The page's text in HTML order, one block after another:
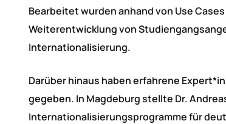
Bearbeitet wurden anhand von Use
Weiterentwicklung von
Internationalisierung.
Darüber hinaus haben erfahrene
gegeben. In Magdeburg stellte Dr.
Internationalisierungsprogramme für